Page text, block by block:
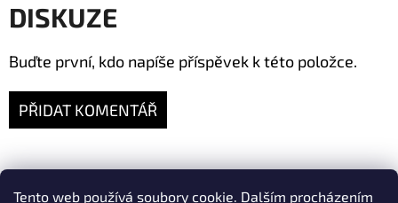
Tento web používá soubory cookie. Dalším procházením
DISKUZE
Buďte první, kdo napíše příspěvek k této položce.
PŘIDAT KOMENTÁŘ